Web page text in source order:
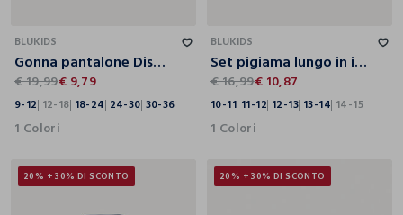
BLUKIDS
Gonna pantalone Disney fit regular in denim di puro cotone bimba
€ 19,99€ 9,79
9-12 12-18 18-24 24-30 30-36
1 Colori
BLUKIDS
Set pigiama lungo in interlock ragazzo
€ 16,99€ 10,87
10-11 11-12 12-13 13-14 14-15
1 Colori
20% + 30% DI SCONTO 20% + 30% DI SCONTO